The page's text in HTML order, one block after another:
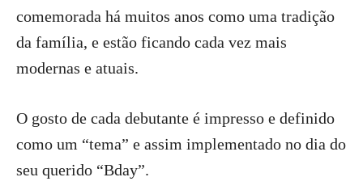
comemorada há muitos anos como uma tradição
da família, e estão ficando cada vez mais
modernas e atuais.
O gosto de cada debutante é impresso e definido
como um “tema” e assim implementado no dia do
seu querido “Bday”.